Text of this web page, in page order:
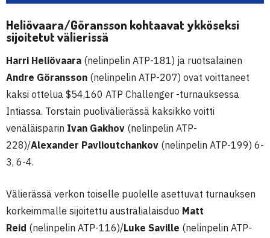
Heliövaara/Göransson kohtaavat ykköseksi
sijoitetut välierissä
Harri Heliövaara (nelinpelin ATP-181) ja ruotsalainen
Andre Göransson (nelinpelin ATP-207) ovat voittaneet
kaksi ottelua $54,160 ATP Challenger -turnauksessa
Intiassa. Torstain puolivälierässä kaksikko voitti
venäläisparin Ivan Gakhov (nelinpelin ATP-
228)/Alexander Pavlioutchankov (nelinpelin ATP-199) 6-
3, 6-4.
Välierässä verkon toiselle puolelle asettuvat turnauksen
korkeimmalle sijoitettu australialaisduo Matt
Reid (nelinpelin ATP-116)/Luke Saville (nelinpelin ATP-